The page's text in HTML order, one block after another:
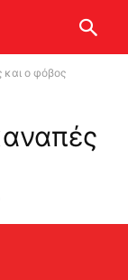
και ο φόβος